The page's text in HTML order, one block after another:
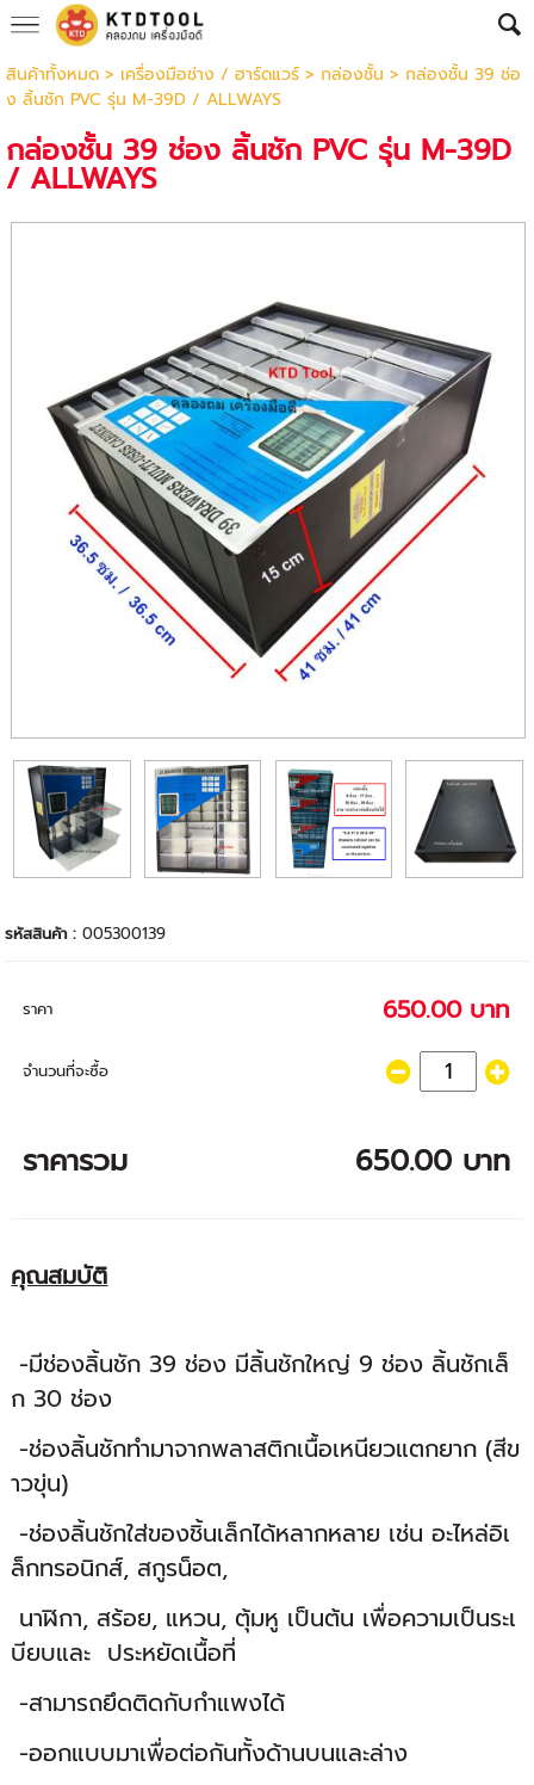
สินค้าทั้งหมด> เครื่องมือช่าง / ฮาร์ดแวร์> กล่องชั้น > กล่องชั้น 39 ช่อ
ง ลิ้นชัก PVC รุ่น M-39D / ALLWAYS
กล่องชั้น 39 ช่อง ลิ้นชัก PVC รุ่น M-39D
/ ALLWAYS
รหัสสินค้า :005300139
ราคา 650.00 บาท
จำนวนที่จะซื้อ
ราคารวม 650.00 บาท
คุณสมบัติ
-มีช่องลิ้นชัก 39 ช่อง มีลิ้นชักใหญ่ 9 ช่อง ลิ้นชักเล็
ก 30 ช่อง
-ช่องลิ้นชักทำมาจากพลาสติกเนื้อเหนียวแตกยาก (สีข
าวขุ่น)
-ช่องลิ้นชักใส่ของชิ้นเล็กได้หลากหลาย เช่น อะไหล่อิเ
ล็กทรอนิกส์, สกูรน็อต,
นาฬิกา, สร้อย, แหวน, ตุ้มหู เป็นต้น เพื่อความเป็นระเ
บียบและ ประหยัดเนื้อที่
-สามารถยึดติดกับกำแพงได้
-ออกแบบมาเพื่อต่อกันทั้งด้านบนและล่าง